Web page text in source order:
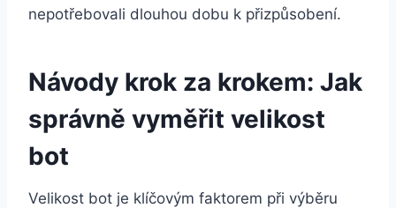
nepotřebovali‌ dlouhou ⁢dobu k⁤ přizpůsobení.
Návody krok​ za krokem: Jak
správně vyměřit velikost
bot
Velikost bot je klíčovým faktorem při výběru